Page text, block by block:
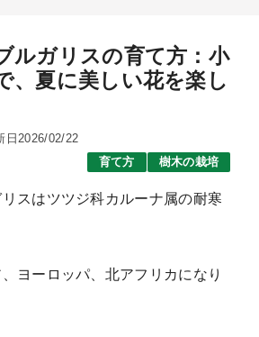
ルガリスの育て方：小
、夏に美しい花を楽し
日2026/02/22
育て方
樹木の栽培
スはツツジ科カルーナ属の耐寒
ヨーロッパ、北アフリカになり